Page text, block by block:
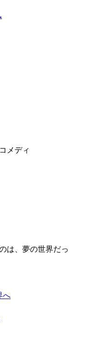
メディ
は、夢の世界だっ